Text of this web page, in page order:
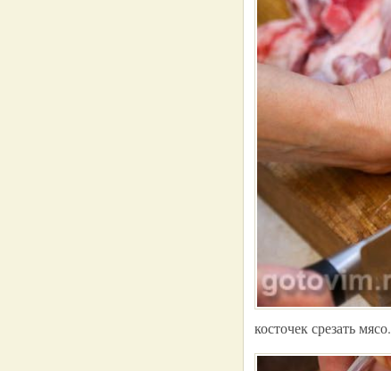
косточек срезать мясо.